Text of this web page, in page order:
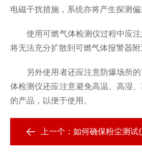
电磁干扰措施，系统亦将产生探测偏
使用可燃气体检测仪过程中应注
将无法充分扩散到可燃气体报警器
另外使用者还应注意防爆场所的
体检测仪还应注意避免高温、高湿
的产品，以便于使用。
上一个： 如何确保粉尘测试